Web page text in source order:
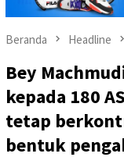
Beranda Headline
Bey
kepada 180
tetap
bentuk